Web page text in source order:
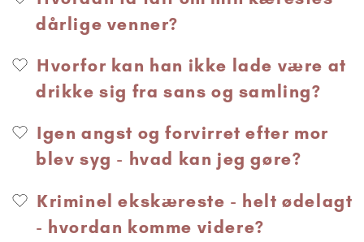
dårlige venner?
Hvorfor kan han ikke lade være at
drikke sig fra sans og samling?
Igen angst og forvirret efter mor
blev syg - hvad kan jeg gøre?
Kriminel ekskæreste - helt ødelagt
- hvordan komme videre?